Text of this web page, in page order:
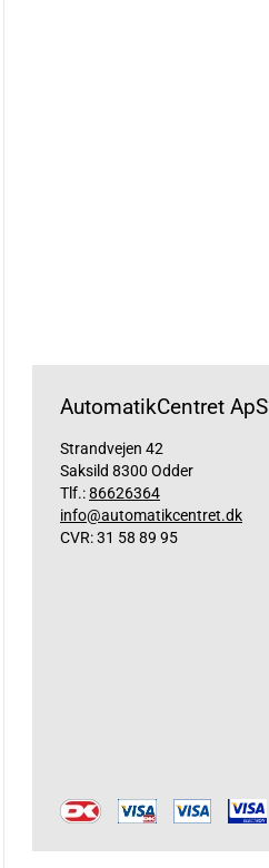
AutomatikCentret ApS
Strandvejen 42
Saksild 8300 Odder
Tlf.:86626364
info@automatikcentret.dk
CVR: 31 58 89 95